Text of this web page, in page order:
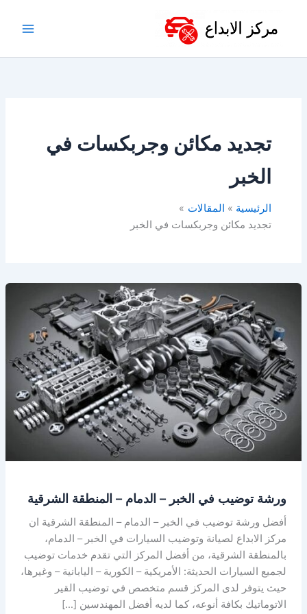
تجديد مكائن وجربكسات في
الخبر
الرئيسية
المقالات
تجديد مكائن وجربكسات في الخبر
ورشة توضيب في الخبر – الدمام – المنطقة الشرقية
أفضل ورشة توضيب في الخبر – الدمام – المنطقة الشرقية ان
مركز الابداع لصيانة وتوضيب السيارات في الخبر – الدمام،
بالمنطقة الشرقية، من أفضل المركز التي تقدم خدمات توضيب
لجميع السيارات الحديثة: الأمريكية – الكورية – اليابانية – وغيرها،
حيث يتوفر لدى المركز قسم متخصص في توضيب القير
الاتوماتيك بكافة أنوعه، كما لديه أفضل المهندسين […]
في
الخبر
–
الدمام
–
المنطقة
الشرقية